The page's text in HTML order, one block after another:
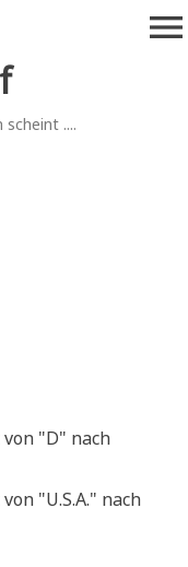
....
menu
"D" nach
"U.S.A." nach